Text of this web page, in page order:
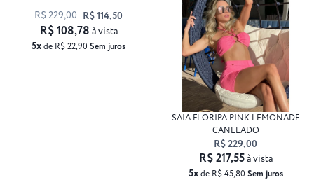
R$ 229,00 R$ 114,50
5xde R$ 22,90 Sem juros
R$ 108,78 à vista
SAIA FLORIPA PINK LEMONADE
CANELADO
R$ 229,00
5xde R$ 45,80 Sem juros
R$ 217,55à vista